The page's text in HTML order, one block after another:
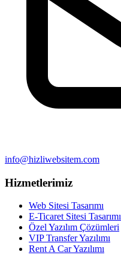
info@hizliwebsitem.com
Hizmetlerimiz
Web Sitesi Tasarımı
E-Ticaret Sitesi Tasarımı
Özel Yazılım Çözümleri
VIP Transfer Yazılımı
Rent A Car Yazılımı